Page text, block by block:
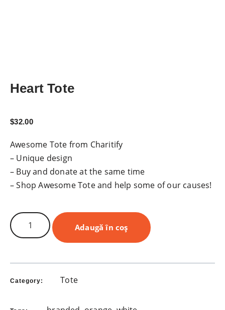
Heart Tote
$32.00
Awesome Tote from Charitify
– Unique design
– Buy and donate at the same time
– Shop Awesome Tote and help some of our causes!
Adaugă în coș
Category: Tote